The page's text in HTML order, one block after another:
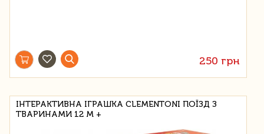
250 грн
ІНТЕРАКТИВНА ІГРАШКА CLEMENTONI ПОЇЗД З
ТВАРИНАМИ 12 М +